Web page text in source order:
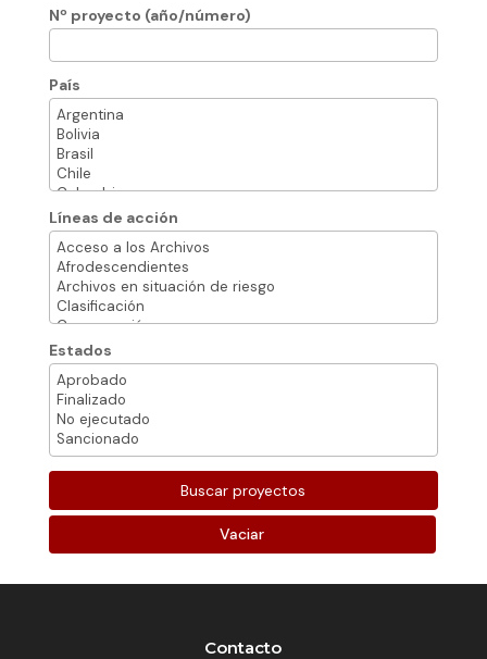
Nº proyecto (año/número)
País
Líneas de acción
Estados
Vaciar
Contacto